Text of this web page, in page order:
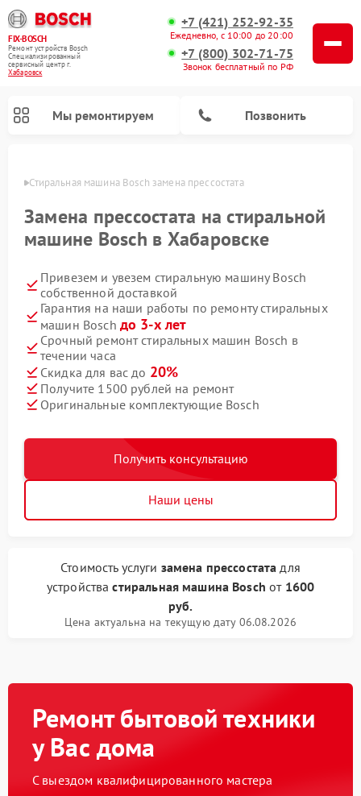
FIX-BOSCH
Ремонт устройств Bosch
Специализированный
cервисный центр г.
Хабаровск
+7 (421) 252-92-35
Ежедневно, с 10:00 до 20:00
+7 (800) 302-71-75
Звонок бесплатный по РФ
Мы ремонтируем Позвонить
Стиральная машина Bosch замена прессостата
Замена прессостата на стиральной
машине Bosch в Хабаровске
Привезем и увезем стиральную машину Bosch
собственной доставкой
Гарантия на наши работы по ремонту стиральных
машин Bosch до 3-х лет
Срочный ремонт стиральных машин Bosch в
течении часа
Скидка для вас до 20%
Получите 1500 рублей на ремонт
Оригинальные комплектующие Bosch
Получить консультацию
Наши цены
Стоимость услуги замена прессостата для
устройствастиральная машина Bosch от 1600
руб.
Цена актуальна на текущую дату 06.08.2026
Ремонт бытовой техники
у Вас дома
С выездом квалифицированного мастера